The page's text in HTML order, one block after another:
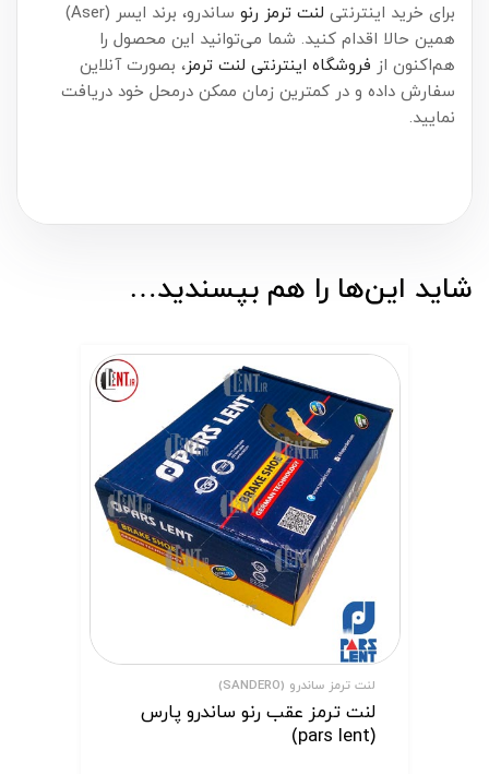
برای خرید اینترنتی لنت ترمز رنو
ساندرو، برند ایسر (Aser)
همین حالا اقدام کنید. شما می‌توانید این محصول را
هم‌اکنون از فروشگاه اینترنتی لنت ترمز، بصورت آنلاین
سفارش داده و در کمترین زمان ممکن درمحل خود دریافت
نمایید.
شاید این‌ها را هم بپسندید…
لنت ترمز ساندرو (SANDERO)
لنت ترمز عقب رنو ساندرو پارس
(pars lent)